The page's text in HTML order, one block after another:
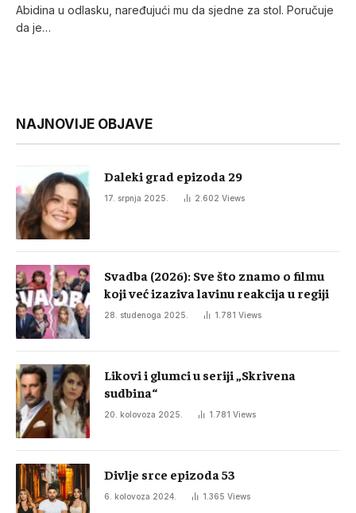
Abidina u odlasku, naređujući mu da sjedne za stol. Poručuje
da je…
NAJNOVIJE OBJAVE
Daleki grad epizoda 29
17. srpnja 2025. 2.602 Views
Svadba (2026): Sve što znamo o filmu
koji već izaziva lavinu reakcija u regiji
28. studenoga 2025. 1.781 Views
Likovi i glumci u seriji „Skrivena
sudbina“
20. kolovoza 2025. 1.781 Views
Divlje srce epizoda 53
6. kolovoza 2024. 1.365 Views